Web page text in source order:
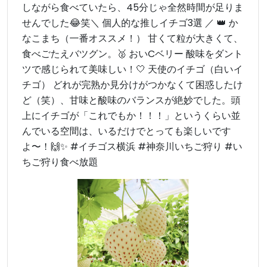
しながら食べていたら、45分じゃ全然時間が足りま
せんでした😂笑 ​＼ 個人的な推しイチゴ3選 ／ 👑 か
なこまち（一番オススメ！） 甘くて粒が大きくて、
食べごたえバツグン。 ​🥈 おいCベリー 酸味をダント
ツで感じられて美味しい！ ​🤍 天使のイチゴ（白いイ
チゴ） どれが完熟か見分けがつかなくて困惑したけ
ど（笑）、甘味と酸味のバランスが絶妙でした。 ​頭
上にイチゴが「これでもか！！！」というくらい並
んでいる空間は、いるだけでとっても楽しいです
よ〜！🙌✨ #イチゴス横浜 #神奈川いちご狩り #い
ちご狩り食べ放題